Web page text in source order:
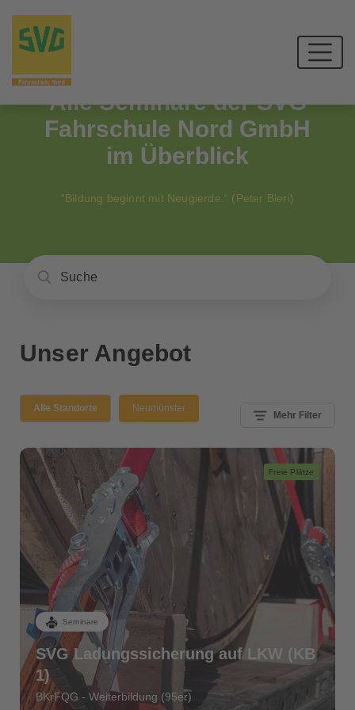
Alle Seminare der SVG
Fahrschule Nord GmbH
im Überblick
“Bildung beginnt mit Neugierde.“ (Peter Bieri)
Unser Angebot
Alle Standorte Neumünster
Mehr Filter
Freie Plätze
Seminare
SVG Ladungssicherung auf LKW (KB
1)
BKrFQG - Weiterbildung (95er)